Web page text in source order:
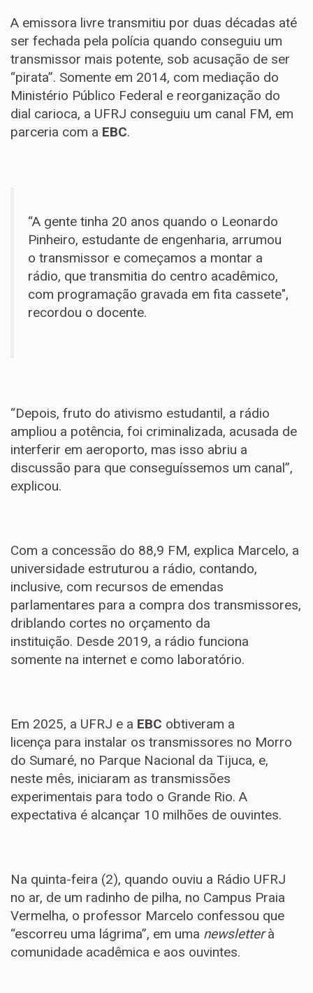
A emissora livre transmitiu por duas décadas até
ser fechada pela polícia quando conseguiu um
transmissor mais potente, sob acusação de ser
“pirata”. Somente em 2014, com mediação do
Ministério Público Federal e reorganização do
dial carioca, a UFRJ conseguiu um canal FM, em
parceria com a EBC.
“A gente tinha 20 anos quando o Leonardo
Pinheiro, estudante de engenharia, arrumou
o transmissor e começamos a montar a
rádio, que transmitia do centro acadêmico,
com programação gravada em fita cassete",
recordou o docente.
“Depois, fruto do ativismo estudantil, a rádio
ampliou a potência, foi criminalizada, acusada de
interferir em aeroporto, mas isso abriu a
discussão para que conseguíssemos um canal”,
explicou.
Com a concessão do 88,9 FM, explica Marcelo, a
universidade estruturou a rádio, contando,
inclusive, com recursos de emendas
parlamentares para a compra dos transmissores,
driblando cortes no orçamento da
instituição. Desde 2019, a rádio funciona
somente na internet e como laboratório.
Em 2025, a UFRJ e a EBC obtiveram a
licença para instalar os transmissores no Morro
do Sumaré, no Parque Nacional da Tijuca, e,
neste mês, iniciaram as transmissões
experimentais para todo o Grande Rio. A
expectativa é alcançar 10 milhões de ouvintes.
Na quinta-feira (2), quando ouviu a Rádio UFRJ
no ar, de um radinho de pilha, no Campus Praia
Vermelha, o professor Marcelo confessou que
“escorreu uma lágrima”, em uma newsletterà
comunidade acadêmica e aos ouvintes.